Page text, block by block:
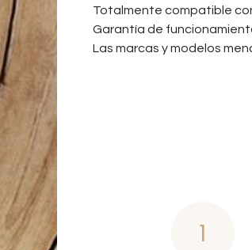
Totalmente compatible
Garantía de
Las marcas y modelos
1